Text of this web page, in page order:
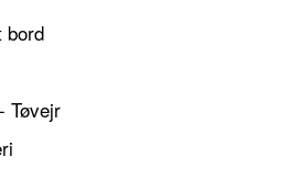
bord
Tøvejr